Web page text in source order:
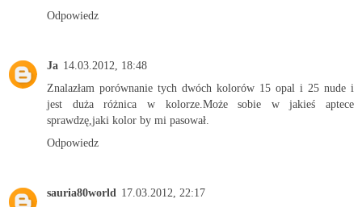
Odpowiedz
Ja 14.03.2012, 18:48
Znalazłam porównanie tych dwóch kolorów 15 opal i 25 nude i
jest duża różnica w kolorze.Może sobie w jakieś aptece
sprawdzę,jaki kolor by mi pasował.
Odpowiedz
sauria80world 17.03.2012, 22:17